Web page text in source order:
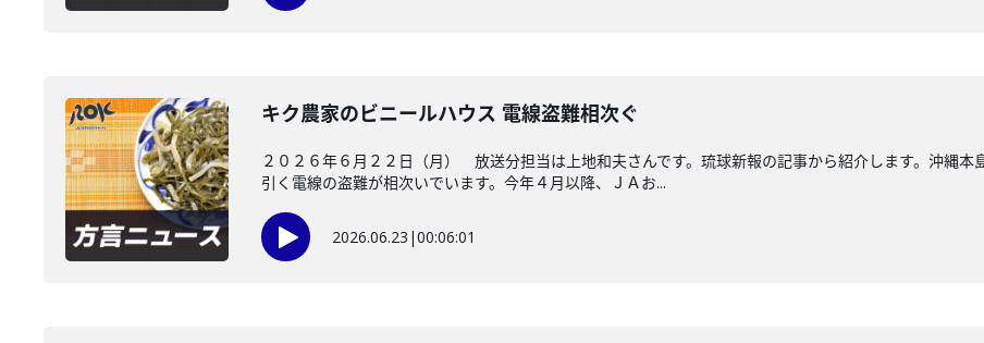
キク農家のビニールハウス 電線盗難相次ぐ
２０２６年６月２２日（月） 放送分担当は上地和夫さんです。琉球新報の記事から紹介します。沖縄
引く電線の盗難が相次いでいます。今年４月以降、ＪＡお...
2026.06.23 |00:06:01